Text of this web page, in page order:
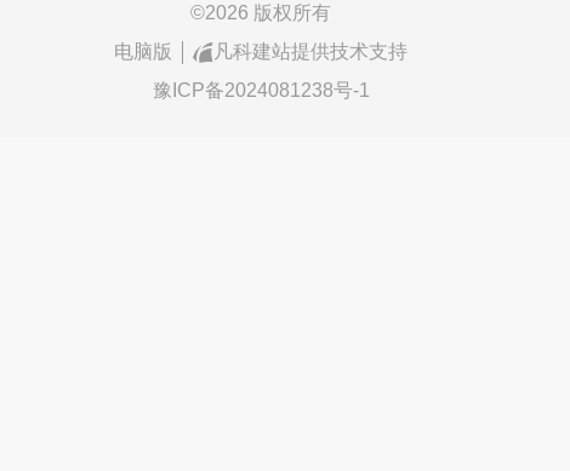
©2026 版权所有
电脑版
凡科建站提供技术支持
豫ICP备2024081238号-1